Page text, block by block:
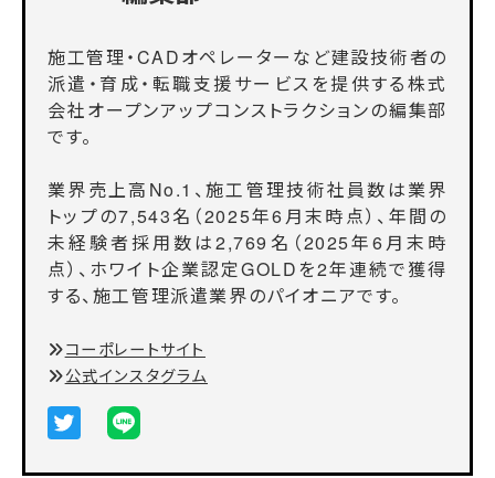
施工管理・CADオペレーターなど建設技術者の
派遣・育成・転職支援サービスを提供する株式
会社オープンアップコンストラクションの編集部
です。
業界売上高No.1、施工管理技術社員数は業界
トップの7,543名（2025年6月末時点）、年間の
未経験者採用数は2,769名（2025年6月末時
点）、ホワイト企業認定GOLDを2年連続で獲得
する、施工管理派遣業界のパイオニアです。
コーポレートサイト
公式インスタグラム